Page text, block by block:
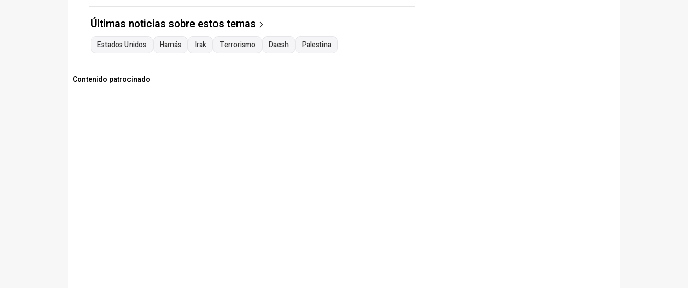
Últimas noticias sobre estos temas
Estados Unidos Hamás Irak Terrorismo Daesh Palestina
Contenido patrocinado